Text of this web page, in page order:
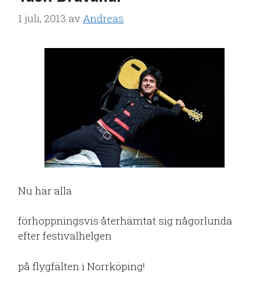
1 juli, 2013 avAndreas
Nu har alla
förhoppningsvis återhämtat sig någorlunda
efter festivalhelgen
på flygfälten i Norrköping!